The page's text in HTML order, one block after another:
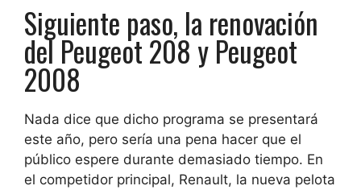
Siguiente paso, la renovación
del Peugeot 208 y Peugeot
2008
Nada dice que dicho programa se presentará
este año, pero sería una pena hacer que el
público espere durante demasiado tiempo. En
el competidor principal, Renault, la nueva pelota